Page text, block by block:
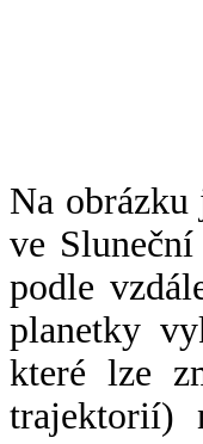
Na obrázku
ve
podle
planetky
které lze
trajektorií)